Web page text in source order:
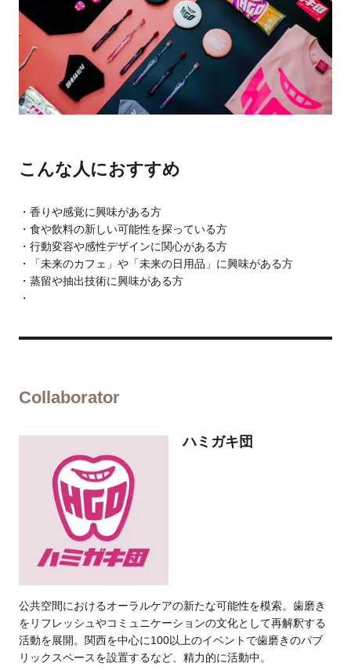
こんな人におすすめ
香りや感覚に興味がある方
食や飲料の新しい可能性を探っている方
行動変容や感性デザインに関心がある方
「未来のカフェ」や「未来の日用品」に興味がある方
蒸留や抽出技術に興味がある方
Collaborator
ハミガキ団
公共空間におけるオーラルケアの新たな可能性を模索。歯磨き
をリフレッシュやコミュニケーションの文化として再解釈する
活動を展開。関西を中心に100以上のイベントで歯磨きのパブ
リックスペースを設置するなど、精力的に活動中。